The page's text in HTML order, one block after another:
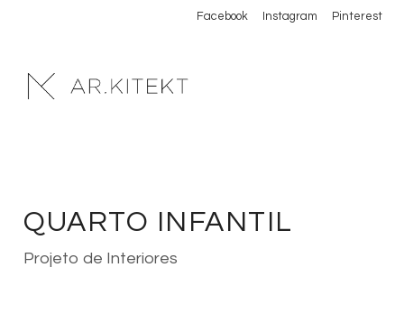
Facebook Instagram Pinterest
QUARTO INFANTIL
Projeto de Interiores